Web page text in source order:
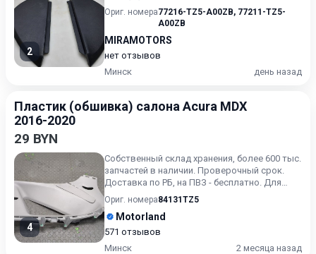
2
Ориг. номера77216-TZ5-A00ZB, 77211-TZ5-
A00ZB
MIRAMOTORS
нет отзывов
Минск
день назад
Пластик (обшивка) салона Acura MDX
2016-2020
29 BYN
4
Собственный склад хранения, более 600 тыс.
запчастей в наличии. Проверочный срок.
Доставка по РБ, на ПВЗ - бесплатно. Для
получения актуальн...
Ориг. номера84131TZ5
Motorland
571 отзывов
Минск
2 месяца назад